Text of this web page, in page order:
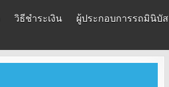
วิธีชำระเงิน ผู้ประกอบการรถมินิบัส